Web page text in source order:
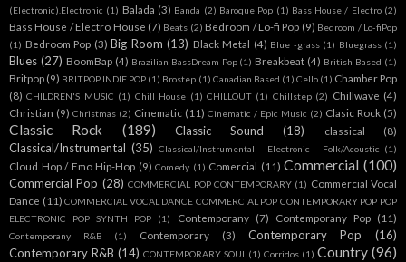
(Electronic).Electronic (1) Balada (3) Banda (2) Baroque Pop (1) Bass House / Electro (2)
Bass House / Electro House (7) Beats (2) Bedroom / Lo-fi Pop (9) Bedroom / Lo-fiPop
(1) Bedroom Pop (3) Big Room (13) Black Metal (4) Blue -grass (1) Bluegrass (1)
Blues (27) BoomBap (4) Brazilian BassDream Pop (1) Breakbeat (4) British Based (1)
Britpop (9) BRITPOP INDIE POP (1) Brostep (1) Canadian Based (1) Cello (1) Chamber Pop
(8) CHILDREN'S MUSIC (1) Chill House (1) CHILLOUT (1) Chillstep (2) Chillwave (4)
Christian (9) Christmas (2) Cinematic (11) Cinematic / Epic Music (2) Clasic Rock (5)
Classic Rock (189) Classic Sound (18) classical (8)
Classical/Instrumental (35) Classical/Instrumental - Electronic - Folk/Acoustic (1)
Cloud Hop / Emo Hip-Hop (9) Comedy (1) Comercial (11) Commercial (100)
Commercial Pop (28) COMMERCIAL POP CONTEMPORARY (1) Commercial Vocal
Dance (11) COMMERCIAL VOCAL DANCE COMMERCIAL POP CONTEMPORARY POP POP
ELECTRONIC POP SYNTH POP
(1) Contemporany (7) Contemporany Pop (11)
Contemporany R&B (1) Contemporary (3) Contemporary Pop
(16)
Contemporary R&B (14) CONTEMPORARY SOUL (1) Corridos (1) Country (96)